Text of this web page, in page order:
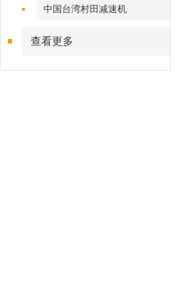
中国台湾村田减速机
查看更多